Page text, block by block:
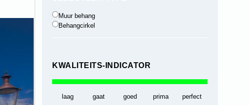
Muur behang
Behangcirkel
KWALITEITS-INDICATOR
laag gaat goed prima perfect